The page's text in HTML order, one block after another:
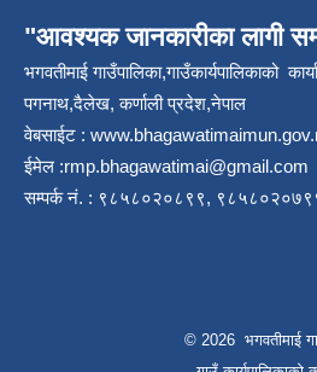
"आवश्यक जानकारीका लागी
भगवतीमाई गाउँपालिका,गाउँकार्यपालिकाको
पगनाथ,दैलेख, कर्णाली प्रदेश,नेपाल
वेबसाईट :
ईमेल :rmp.bhagawatimai@gmail.com
सम्पर्क नं. : ९८५८०२०८९९,
© 2026 भगवतीमाई